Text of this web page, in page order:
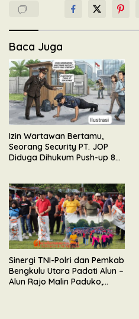
Baca Juga
Izin Wartawan Bertamu,
Seorang Security PT. JOP
Diduga Dihukum Push-up 80
Sinergi TNI-Polri dan Pemkab
Bengkulu Utara Padati Alun –
Alun Rajo Malin Paduko,